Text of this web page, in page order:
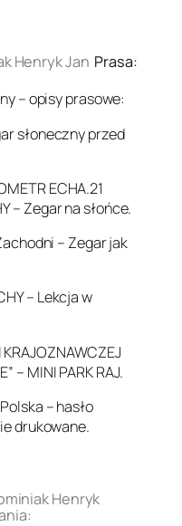
Henryk Jan Prasa:
– opisy prasowe:
słoneczny przed
ECHA.21
– Zegar na słońce.
– Zegar jak
– Lekcja w
– MINI PARK RAJ.
– hasło
drukowane.
Henryk